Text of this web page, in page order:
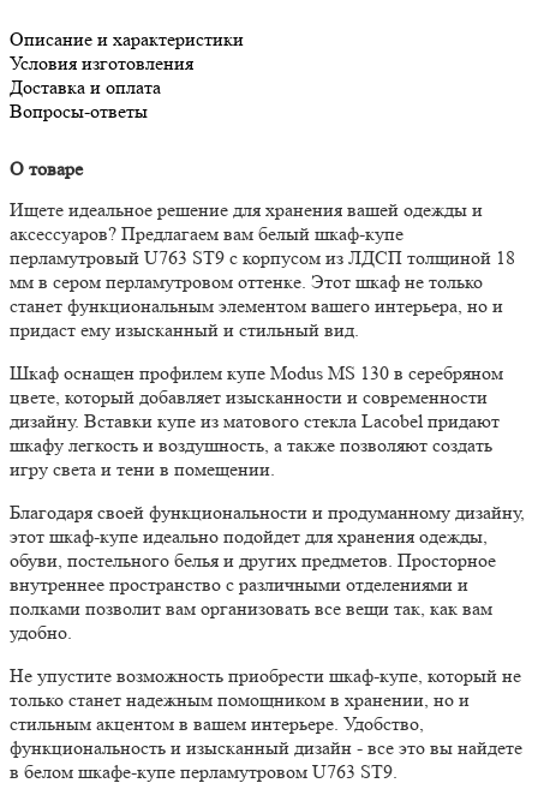
Описание и характеристики
Условия изготовления
Доставка и оплата
Вопросы-ответы
О товаре
Ищете идеальное решение для хранения вашей одежды и
аксессуаров? Предлагаем вам белый шкаф-купе
перламутровый U763 ST9 с корпусом из ЛДСП толщиной 18
мм в сером перламутровом оттенке. Этот шкаф не только
станет функциональным элементом вашего интерьера, но и
придаст ему изысканный и стильный вид.
Шкаф оснащен профилем купе Modus MS 130 в серебряном
цвете, который добавляет изысканности и современности
дизайну. Вставки купе из матового стекла Lacobel придают
шкафу легкость и воздушность, а также позволяют создать
игру света и тени в помещении.
Благодаря своей функциональности и продуманному дизайну,
этот шкаф-купе идеально подойдет для хранения одежды,
обуви, постельного белья и других предметов. Просторное
внутреннее пространство с различными отделениями и
полками позволит вам организовать все вещи так, как вам
удобно.
Не упустите возможность приобрести шкаф-купе, который не
только станет надежным помощником в хранении, но и
стильным акцентом в вашем интерьере. Удобство,
функциональность и изысканный дизайн - все это вы найдете
в белом шкафе-купе перламутровом U763 ST9.